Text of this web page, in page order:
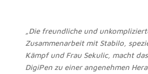
„Die freundliche und
Zusammenarbeit mit Stabilo,
Kämpf und Frau Sekulic, macht
DigiPen zu einer angenehmen